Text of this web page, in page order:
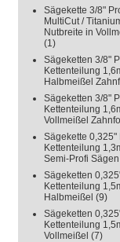
Sägekette 3/8"
MultiCut /
Nutbreite in
(1)
Sägeketten 3/8"
Kettenteilung
Halbmeißel
Sägeketten 3/8"
Kettenteilung
Vollmeißel
Sägekette 0,325"
Kettenteilung
Semi-Profi Sägen
Sägeketten
Kettenteilung
Halbmeißel (9)
Sägeketten
Kettenteilung
Vollmeißel (7)